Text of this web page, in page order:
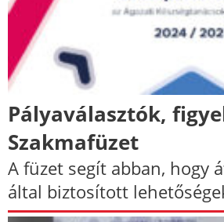
Pályaválasztók,
Szakmafüzet
A füzet segít abban, hogy
által biztosított